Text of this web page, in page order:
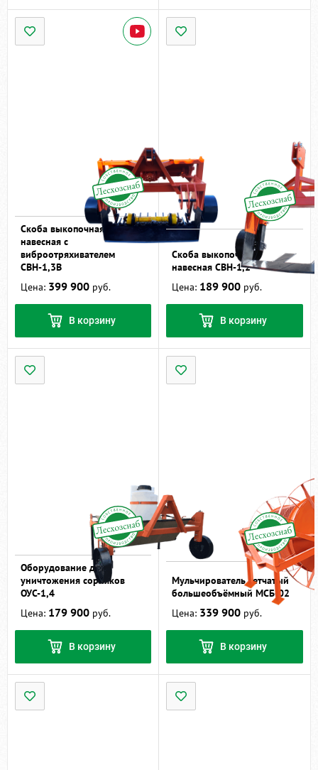
Скоба выкопочная
навесная с
виброотряхивателем
СВН-1,3В
Цена: 399 900 руб.
В корзину
Скоба выкопочная
навесная СВН-1,2
Цена: 189 900 руб.
В корзину
Оборудование для
уничтожения сорняков
ОУС-1,4
Цена: 179 900 руб.
В корзину
Мульчирователь сетчатый
большеобъёмный МСБ-02
Цена: 339 900 руб.
В корзину